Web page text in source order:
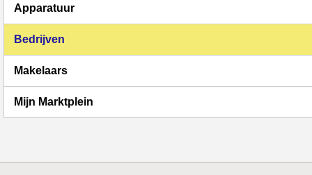
Apparatuur
Bedrijven
Makelaars
Mijn Marktplein